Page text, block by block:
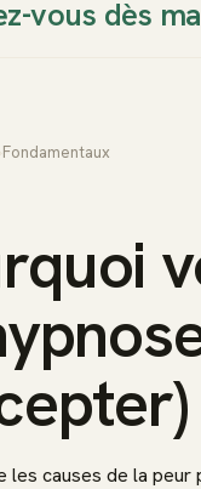
vous dès
Fondamentaux
les causes de la peur